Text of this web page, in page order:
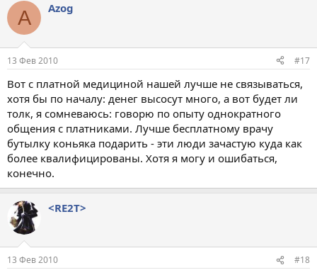
A Azog
13 Фев 2010 #17
Вот с платной медициной нашей лучше не связываться,
хотя бы по началу: денег высосут много, а вот будет ли
толк, я сомневаюсь: говорю по опыту однократного
общения с платниками. Лучше бесплатному врачу
бутылку коньяка подарить - эти люди зачастую куда как
более квалифицированы. Хотя я могу и ошибаться,
конечно.
<RE2T>
13 Фев 2010 #18